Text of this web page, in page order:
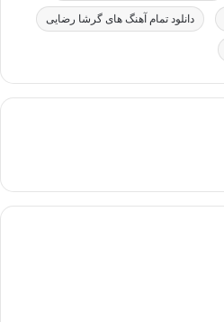
دانلود تمام آهنگ های گرشا رضایی